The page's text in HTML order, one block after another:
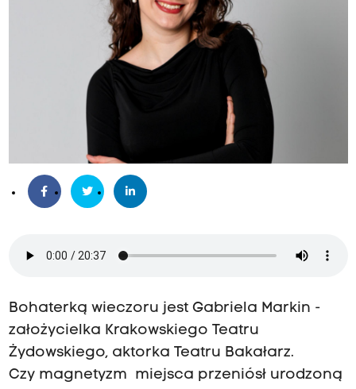
Bohaterką wieczoru jest Gabriela Markin -
założycielka Krakowskiego Teatru
Żydowskiego, aktorka Teatru Bakałarz.
Czy magnetyzm miejsca przeniósł urodzoną